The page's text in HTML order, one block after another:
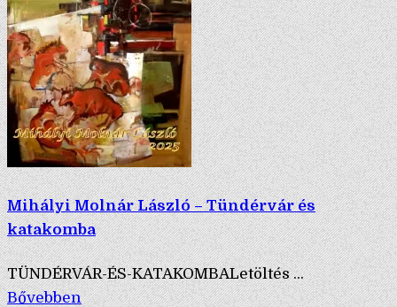
Mihályi Molnár László – Tündérvár és
katakomba
TÜNDÉRVÁR-ÉS-KATAKOMBALetöltés ...
Bővebben